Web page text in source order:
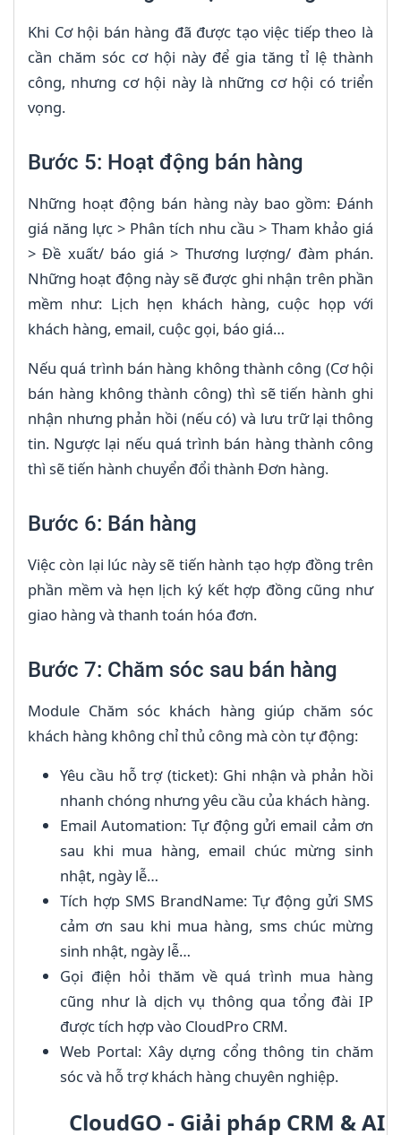
Khi Cơ hội bán hàng đã được tạo việc tiếp theo là
cần chăm sóc cơ hội này để gia tăng tỉ lệ thành
công, nhưng cơ hội này là những cơ hội có triển
vọng.
Bước 5: Hoạt động bán hàng
Những hoạt động bán hàng này bao gồm: Đánh
giá năng lực > Phân tích nhu cầu > Tham khảo giá
> Đề xuất/ báo giá > Thương lượng/ đàm phán.
Những hoạt động này sẽ được ghi nhận trên phần
mềm như: Lịch hẹn khách hàng, cuộc họp với
khách hàng, email, cuộc gọi, báo giá…
Nếu quá trình bán hàng không thành công (Cơ hội
bán hàng không thành công) thì sẽ tiến hành ghi
nhận nhưng phản hồi (nếu có) và lưu trữ lại thông
tin. Ngược lại nếu quá trình bán hàng thành công
thì sẽ tiến hành chuyển đổi thành Đơn hàng.
Bước 6: Bán hàng
Việc còn lại lúc này sẽ tiến hành tạo hợp đồng trên
phần mềm và hẹn lịch ký kết hợp đồng cũng như
giao hàng và thanh toán hóa đơn.
Bước 7: Chăm sóc sau bán hàng
Module Chăm sóc khách hàng giúp chăm sóc
khách hàng không chỉ thủ công mà còn tự động:
Yêu cầu hỗ trợ (ticket): Ghi nhận và phản hồi
nhanh chóng nhưng yêu cầu của khách hàng.
Email Automation: Tự động gửi email cảm ơn
sau khi mua hàng, email chúc mừng sinh
nhật, ngày lễ…
Tích hợp SMS BrandName: Tự động gửi SMS
cảm ơn sau khi mua hàng, sms chúc mừng
sinh nhật, ngày lễ…
Gọi điện hỏi thăm về quá trình mua hàng
cũng như là dịch vụ thông qua tổng đài IP
được tích hợp vào CloudPro CRM.
Web Portal: Xây dựng cổng thông tin chăm
sóc và hỗ trợ khách hàng chuyên nghiệp.
CloudGO - Giải pháp CRM & AI